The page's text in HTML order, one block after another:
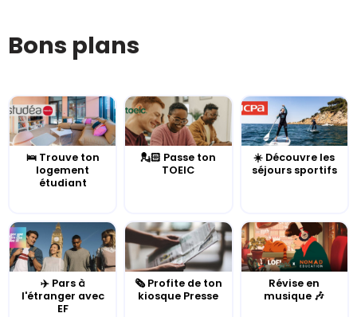
Bons plans
🛌 Trouve ton
logement
étudiant
💂🏻 Passe ton
TOEIC
☀️ Découvre les
séjours sportifs
✈️ Pars à
l'étranger avec
EF
🗞️ Profite de ton
kiosque Presse
Révise en
musique 🎶